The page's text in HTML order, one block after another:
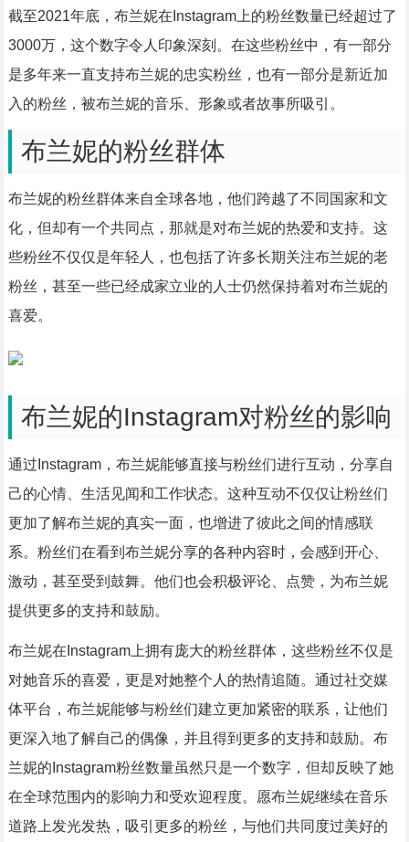
截至2021年底，布兰妮在Instagram上的粉丝数量已经超过了
3000万，这个数字令人印象深刻。在这些粉丝中，有一部分
是多年来一直支持布兰妮的忠实粉丝，也有一部分是新近加
入的粉丝，被布兰妮的音乐、形象或者故事所吸引。
布兰妮的粉丝群体
布兰妮的粉丝群体来自全球各地，他们跨越了不同国家和文
化，但却有一个共同点，那就是对布兰妮的热爱和支持。这
些粉丝不仅仅是年轻人，也包括了许多长期关注布兰妮的老
粉丝，甚至一些已经成家立业的人士仍然保持着对布兰妮的
喜爱。
布兰妮的Instagram对粉丝的影响
通过Instagram，布兰妮能够直接与粉丝们进行互动，分享自
己的心情、生活见闻和工作状态。这种互动不仅仅让粉丝们
更加了解布兰妮的真实一面，也增进了彼此之间的情感联
系。粉丝们在看到布兰妮分享的各种内容时，会感到开心、
激动，甚至受到鼓舞。他们也会积极评论、点赞，为布兰妮
提供更多的支持和鼓励。
布兰妮在Instagram上拥有庞大的粉丝群体，这些粉丝不仅是
对她音乐的喜爱，更是对她整个人的热情追随。通过社交媒
体平台，布兰妮能够与粉丝们建立更加紧密的联系，让他们
更深入地了解自己的偶像，并且得到更多的支持和鼓励。布
兰妮的Instagram粉丝数量虽然只是一个数字，但却反映了她
在全球范围内的影响力和受欢迎程度。愿布兰妮继续在音乐
道路上发光发热，吸引更多的粉丝，与他们共同度过美好的